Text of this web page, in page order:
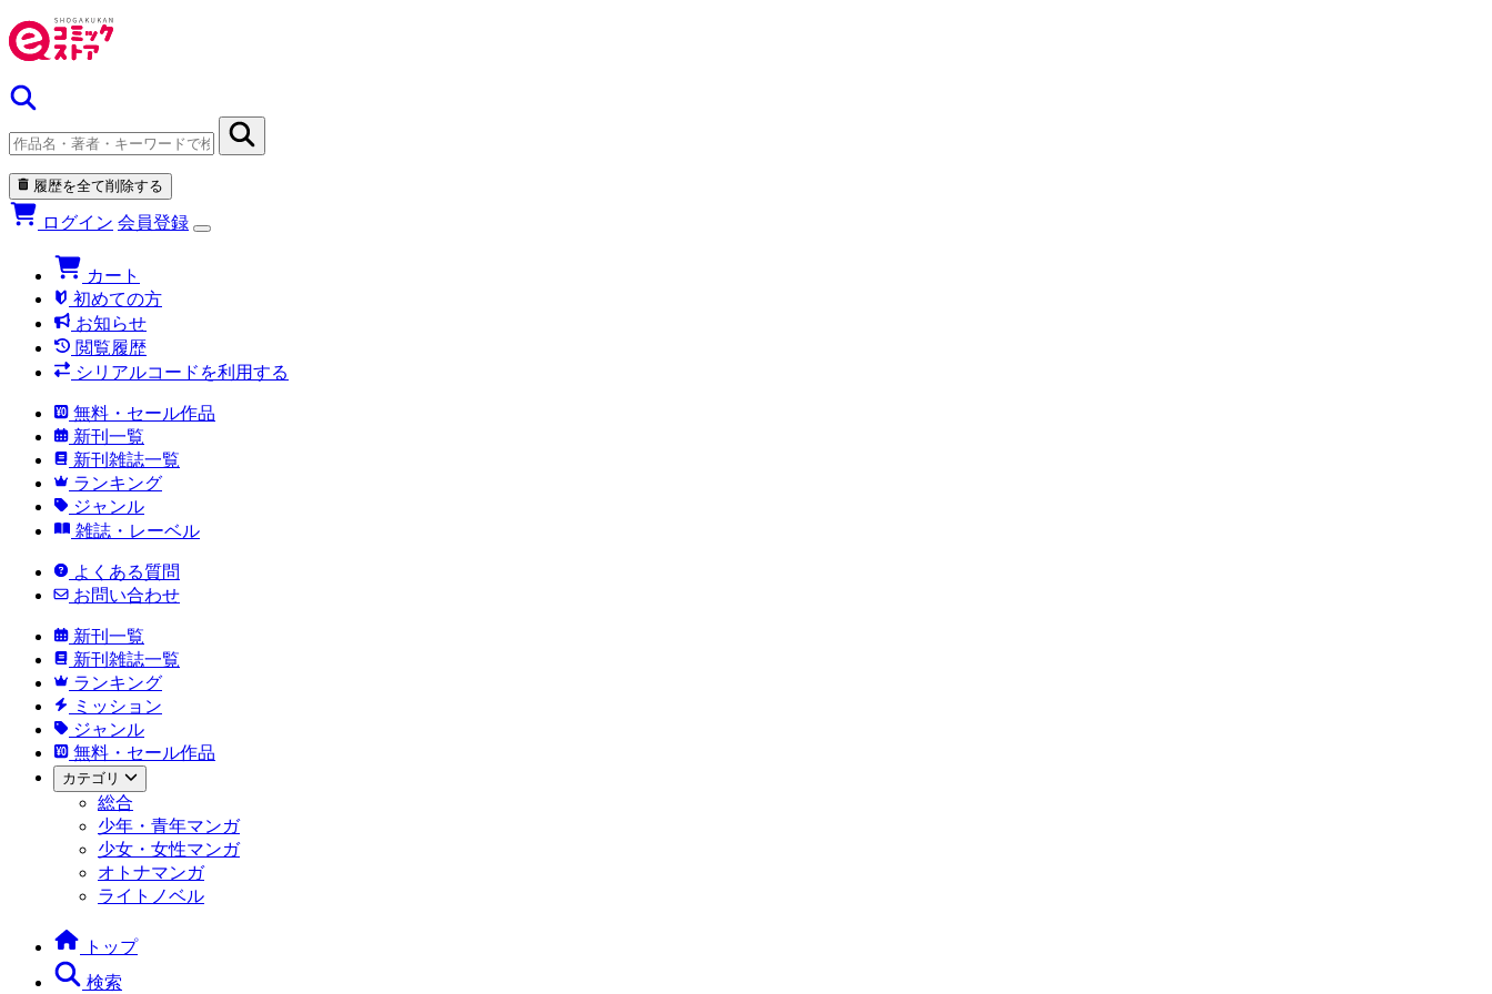
履歴を全て削除する
ログイン 会員登録
カート
初めての方
お知らせ
閲覧履歴
シリアルコードを利用する
無料・セール作品
新刊一覧
新刊雑誌一覧
ランキング
ジャンル
雑誌・レーベル
よくある質問
お問い合わせ
新刊一覧
新刊雑誌一覧
ランキング
ミッション
ジャンル
無料・セール作品
カテゴリ
総合
少年・青年マンガ
少女・女性マンガ
オトナマンガ
ライトノベル
トップ
検索